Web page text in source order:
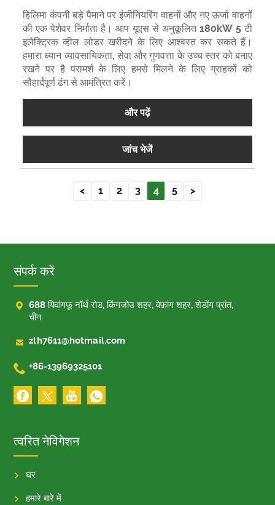
हिलिमा कंपनी बड़े पैमाने पर इंजीनियरिंग वाहनों और नए ऊर्जा वाहनों
की एक पेशेवर निर्माता है। आप यूएस से अनुकूलित 180kW 5 टी
इलेक्ट्रिक व्हील लोडर खरीदने के लिए आश्वस्त कर सकते हैं।
हमारा ध्यान व्यावसायिकता, सेवा और गुणवत्ता के उच्च स्तर को बनाए
रखने पर है परामर्श के लिए हमसे मिलने के लिए ग्राहकों को
सौहार्दपूर्ण ढंग से आमंत्रित करें।
और पढ़ें
जांच भेजें
< 1 2 3 4 5 >
संपर्क करें
 688 यिवांगफू नॉर्थ रोड, किंगजोउ शहर, वेफ़ांग शहर, शेडोंग प्रांत,
चीन
 zlh7611@hotmail.com
 +86-13969325101
त्वरित नेविगेशन
घर
हमारे बारे में